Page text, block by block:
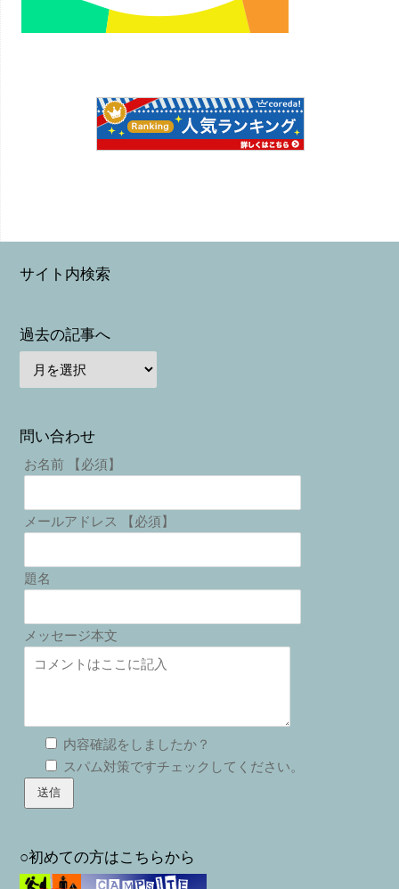
サイト内検索
過去の記事へ
問い合わせ
お名前 【必須】
メールアドレス 【必須】
題名
メッセージ本文
内容確認をしましたか？
スパム対策ですチェックしてください。
○初めての方はこちらから